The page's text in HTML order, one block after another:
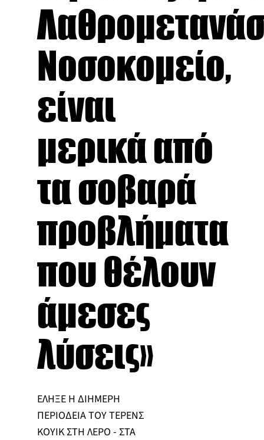
Νοσοκομείο,
είναι
μερικά από
τα σοβαρά
προβλήματα
που θέλουν
άμεσες
λύσεις»
ΕΛΗΞΕ Η ΔΙΗΜΕΡΗ
ΠΕΡΙΟΔΕΙΑ ΤΟΥ ΤΕΡΕΝΣ
ΚΟΥΙΚ ΣΤΗ ΛΕΡΟ - ΣΤΑ